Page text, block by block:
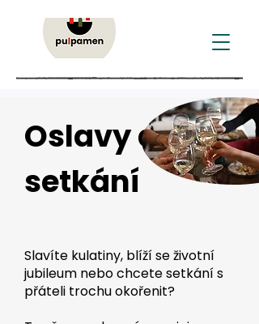
Oslavy a
setkání
Slavíte kulatiny, blíží se životní
jubileum nebo chcete setkání s
přáteli trochu okořenit?